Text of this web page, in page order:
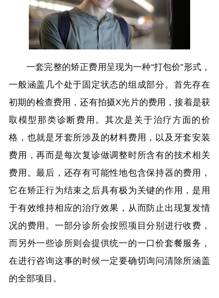
一套完整的矫正费用呈现为一种“打包价”形式，
一般涵盖几个处于固定状态的组成部分。首先存在
初期的检查费用，还有拍摄X光片的费用，接着是获
取模型那类诊断费用。其次是关于治疗方面的价
格，也就是牙套所涉及的材料费用，以及牙套安装
费用，再而是每次复诊做调整时所含有的技术相关
费用。最后，还存有可能性地包含保持器的费用，
它在矫正行为结束之后具有极为关键的作用，是用
于有效维持相应的治疗效果，从而防止出现复发情
况的费用。一部分诊所会按照项目分别进行收费，
而另外一些诊所则会提供统一的一口价套餐服务，
在进行咨询这事的时候一定要确切询问清除所涵盖
的全部项目。